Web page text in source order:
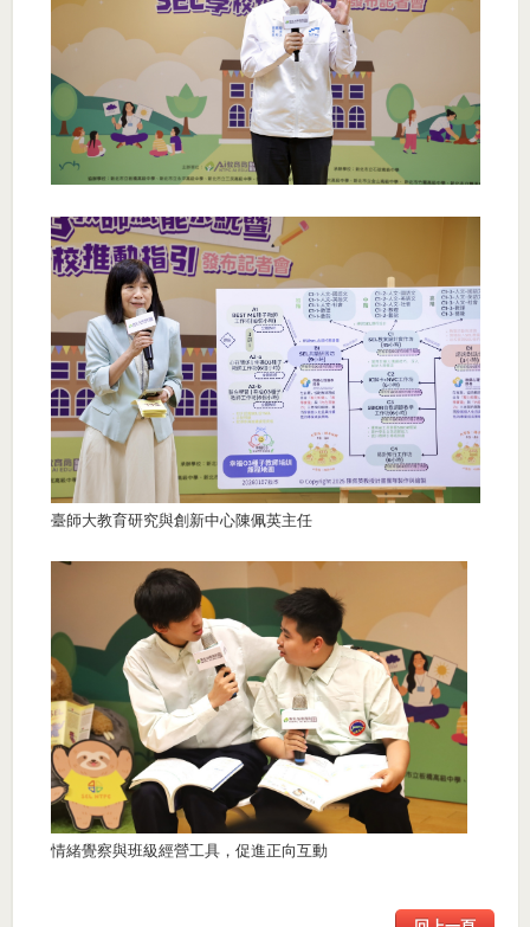
臺師大教育研究與創新中心陳佩英主任
情緒覺察與班級經營工具，促進正向互動